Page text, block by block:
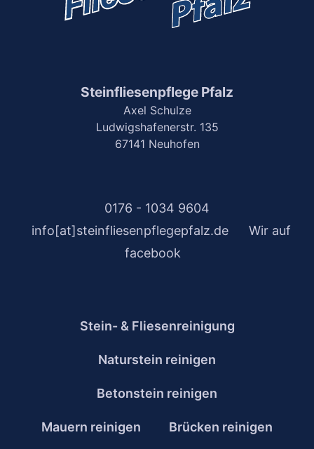
Steinfliesenpflege Pfalz
Axel Schulze
Ludwigshafenerstr. 135
67141 Neuhofen
0176 - 1034 9604
info[at]steinfliesenpflegepfalz.de
Wir auf
facebook
Stein- & Fliesenreinigung
Naturstein reinigen
Betonstein reinigen
Mauern reinigen Brücken reinigen